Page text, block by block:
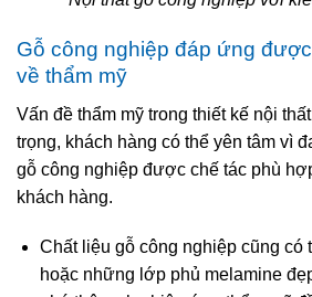
Gỗ công nghiệp đáp ứng
về thẩm mỹ
Vấn đề thẩm mỹ trong thiết kế nội
trọng, khách hàng có thể yên tâm vì
gỗ công nghiệp được chế tác phù
khách hàng.
Chất liệu gỗ công nghiệp cũng có
hoặc những lớp phủ melamine